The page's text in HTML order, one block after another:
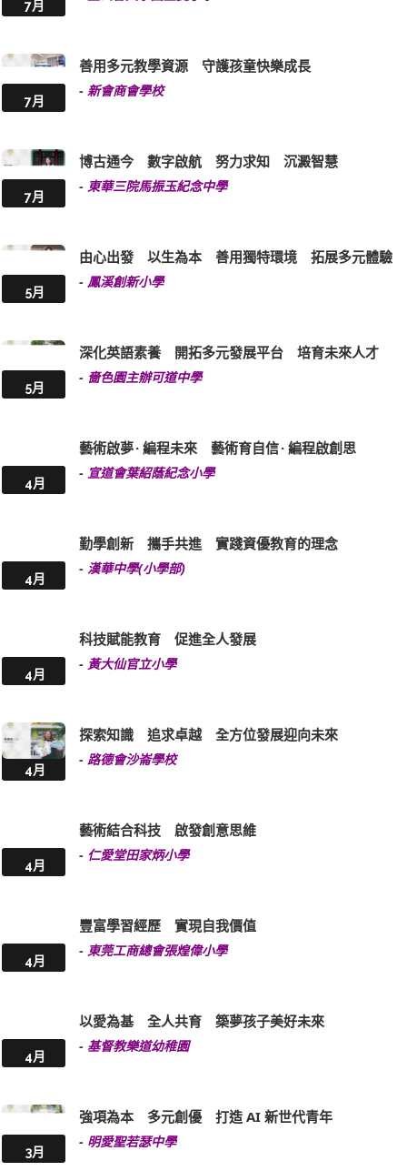
7月
7月
善用多元教學資源 守護孩童快樂成長
- 新會商會學校
7月
博古通今 數字啟航 努力求知 沉澱智慧
- 東華三院馬振玉紀念中學
5月
由心出發 以生為本 善用獨特環境 拓展多元體驗
- 鳳溪創新小學
5月
深化英語素養 開拓多元發展平台 培育未來人才
- 嗇色園主辦可道中學
4月
藝術啟夢 · 編程未來 藝術育自信 · 編程啟創思
- 宣道會葉紹蔭紀念小學
4月
勤學創新 攜手共進 實踐資優教育的理念
- 漢華中學(小學部)
4月
科技賦能教育 促進全人發展
- 黃大仙官立小學
4月
探索知識 追求卓越 全方位發展迎向未來
- 路德會沙崙學校
4月
藝術結合科技 啟發創意思維
- 仁愛堂田家炳小學
4月
豐富學習經歷 實現自我價值
- 東莞工商總會張煌偉小學
4月
以愛為基 全人共育 築夢孩子美好未來
- 基督教樂道幼稚園
3月
強項為本 多元創優 打造 AI 新世代青年
- 明愛聖若瑟中學